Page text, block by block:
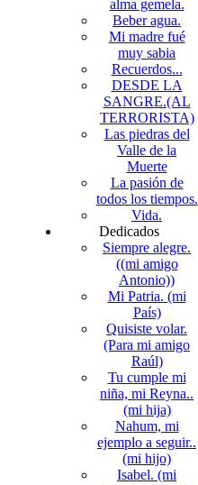
alma gemela.
Beber agua.
Mi madre fué
muy sabia
Recuerdos...
DESDE LA
SANGRE.(AL
TERRORISTA)
Las piedras del
Valle de la
Muerte
La pasión de
todos los tiempos.
Vida.
Dedicados
Siempre alegre.
((mi amigo
Antonio))
Mi Patria. (mi
País)
Quisiste volar.
(Para mi amigo
Raúl)
Tu cumple mi
niña, mi Reyna..
(mi hija)
Nahum, mi
ejemplo a seguir..
(mi hijo)
Isabel. (mi